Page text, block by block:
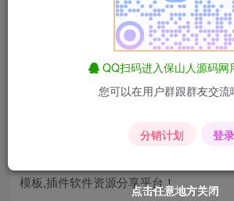
6.支持微信公众号 小程序 app
7.支持微信支付和支付宝
点击任意地方关闭
点击任意地方关闭
点击任意地方关闭
点击任意地方关闭
点击任意地方关闭
点击任意地方关闭
QQ扫码进入保山人源码网
您可以在用户群跟群友交流
分销计划 登